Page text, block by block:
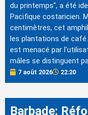
du printemps", a été
Pacifique costaricien.
centimètres, cet
les plantations de
est menacé par
mâles se distinguent
7 août 2026 22:20
Barbade: